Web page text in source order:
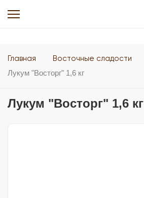
Главная Восточные сладости
Лукум "Восторг" 1,6 кг
Лукум "Восторг" 1,6